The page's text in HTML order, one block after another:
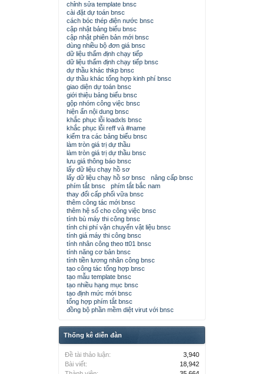
chỉnh sửa template bnsc
cài đặt dự toán bnsc
cách bóc thép điện nước bnsc
cập nhật bảng biểu bnsc
cập nhật phiên bản mới bnsc
dùng nhiều bộ đơn giá bnsc
dữ liệu thẩm định chạy tiếp
dữ liệu thẩm định chạy tiếp bnsc
dự thầu khác thkp bnsc
dự thầu khác tổng hợp kinh phí bnsc
giao diện dự toán bnsc
giới thiệu bảng biểu bnsc
gộp nhóm công việc bnsc
hiện ẩn nội dung bnsc
khắc phục lỗi loadxls bnsc
khắc phục lỗi reff và #name
kiểm tra các bảng biểu bnsc
làm tròn giá trị dự thầu
làm tròn giá trị dự thầu bnsc
lưu giá thông báo bnsc
lấy dữ liệu chạy hồ sơ
lấy dữ liệu chạy hồ sơ bnsc
nâng cấp bnsc
phím tắt bnsc
phím tắt bắc nam
thay đổi cấp phối vữa bnsc
thêm công tác mới bnsc
thêm hệ số cho công việc bnsc
tính bù máy thi công bnsc
tính chi phí vận chuyển vật liệu bnsc
tính giá máy thi công bnsc
tính nhân công theo tt01 bnsc
tính năng cơ bản bnsc
tính tiền lương nhân công bnsc
tạo công tác tổng hợp bnsc
tạo mẫu template bnsc
tạo nhiều hạng mục bnsc
tạo định mức mới bnsc
tổng hợp phím tắt bnsc
đồng bộ phần mềm diệt virut với bnsc
Thống kê diễn đàn
Đề tài thảo luận:
3,940
Bài viết:
18,942